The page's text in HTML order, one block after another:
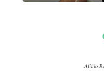
Alivio